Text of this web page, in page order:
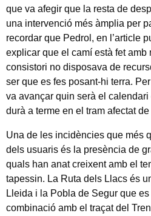
que va afegir que la resta de
una intervenció més àmplia per
recordar que Pedrol, en l’article
explicar que el camí està fet amb
consistori no disposava de
ser que es fes posant-hi terra.
va avançar quin serà el
durà a terme en el tram afectat de
Una de les incidències que més
dels usuaris és la presència de
quals han anat creixent amb el
tapessin. La Ruta dels Llacs és
Lleida i la Pobla de Segur que
combinació amb el traçat del